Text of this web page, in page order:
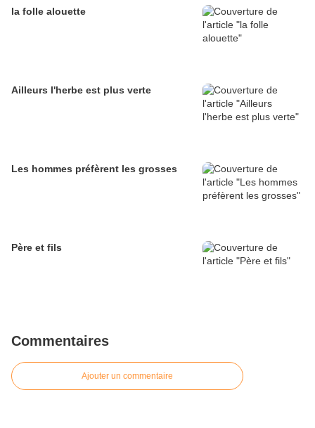
la folle alouette
Ailleurs l'herbe est plus verte
Les hommes préfèrent les grosses
Père et fils
Commentaires
Ajouter un commentaire